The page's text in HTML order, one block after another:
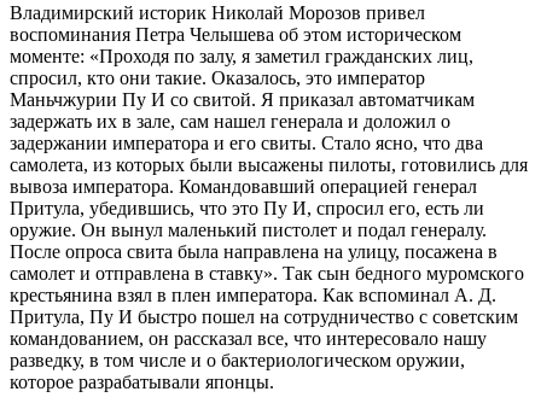
Владимирский историк Николай Морозов привел
воспоминания Петра Челышева об этом историческом
моменте: «Проходя по залу, я заметил гражданских лиц,
спросил, кто они такие. Оказалось, это император
Маньчжурии Пу И со свитой. Я приказал автоматчикам
задержать их в зале, сам нашел генерала и доложил о
задержании императора и его свиты. Стало ясно, что два
самолета, из которых были высажены пилоты, готовились для
вывоза императора. Командовавший операцией генерал
Притула, убедившись, что это Пу И, спросил его, есть ли
оружие. Он вынул маленький пистолет и подал генералу.
После опроса свита была направлена на улицу, посажена в
самолет и отправлена в ставку». Так сын бедного муромского
крестьянина взял в плен императора. Как вспоминал А. Д.
Притула, Пу И быстро пошел на сотрудничество с советским
командованием, он рассказал все, что интересовало нашу
разведку, в том числе и о бактериологическом оружии,
которое разрабатывали японцы.